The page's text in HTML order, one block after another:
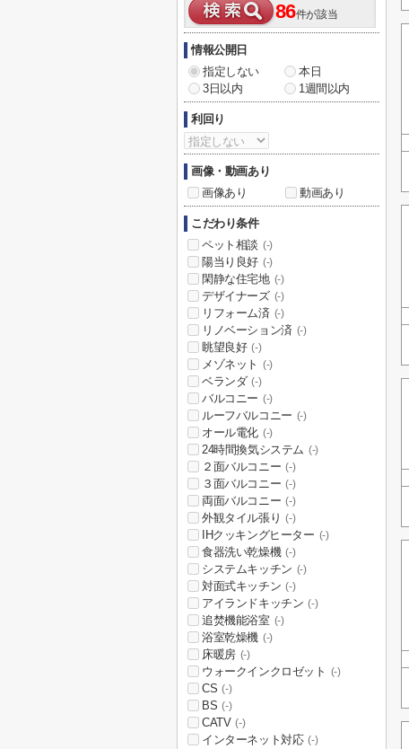
86件が該当
情報公開日
指定しない
本日
3日以内
1週間以内
利回り
画像・動画あり
画像あり
動画あり
こだわり条件
ペット相談 (-)
陽当り良好 (-)
閑静な住宅地 (-)
デザイナーズ (-)
リフォーム済 (-)
リノベーション済 (-)
眺望良好 (-)
メゾネット (-)
ベランダ (-)
バルコニー (-)
ルーフバルコニー (-)
オール電化 (-)
24時間換気システム (-)
２面バルコニー (-)
３面バルコニー (-)
両面バルコニー (-)
外観タイル張り (-)
IHクッキングヒーター (-)
食器洗い乾燥機 (-)
システムキッチン (-)
対面式キッチン (-)
アイランドキッチン (-)
追焚機能浴室 (-)
浴室乾燥機 (-)
床暖房 (-)
ウォークインクロゼット (-)
CS (-)
BS (-)
CATV (-)
インターネット対応 (-)